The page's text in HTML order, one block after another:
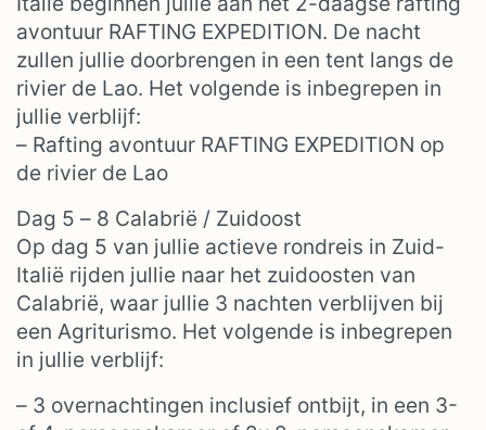
avontuur RAFTING EXPEDITION. De nacht
zullen jullie doorbrengen in een tent langs de
rivier de Lao. Het volgende is inbegrepen in
jullie verblijf:
– Rafting avontuur RAFTING EXPEDITION op
de rivier de Lao
Dag 5 – 8 Calabrië / Zuidoost
Op dag 5 van jullie actieve rondreis in Zuid-
Italië rijden jullie naar het zuidoosten van
Calabrië, waar jullie 3 nachten verblijven bij
een Agriturismo. Het volgende is inbegrepen
in jullie verblijf:
– 3 overnachtingen inclusief ontbijt, in een 3-